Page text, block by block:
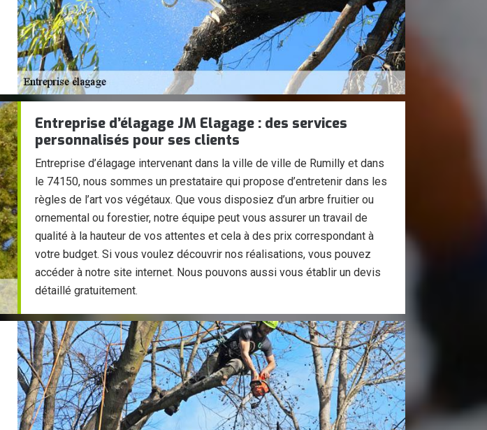
Entreprise d’élagage JM Elagage : des services
personnalisés pour ses clients
Entreprise d’élagage intervenant dans la ville de ville de Rumilly et dans
le 74150, nous sommes un prestataire qui propose d’entretenir dans les
règles de l’art vos végétaux. Que vous disposiez d’un arbre fruitier ou
ornemental ou forestier, notre équipe peut vous assurer un travail de
qualité à la hauteur de vos attentes et cela à des prix correspondant à
votre budget. Si vous voulez découvrir nos réalisations, vous pouvez
accéder à notre site internet. Nous pouvons aussi vous établir un devis
détaillé gratuitement.